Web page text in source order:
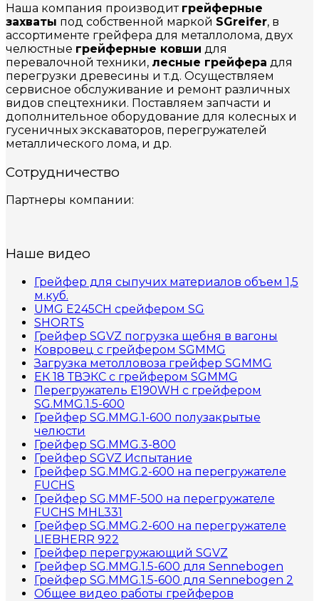
Наша компания производит грейферные
захваты под собственной маркой SGreifer, в
ассортименте грейфера для металлолома, двух
челюстные грейферные ковши для
перевалочной техники, лесные грейфера для
перегрузки древесины и т.д. Осуществляем
сервисное обслуживание и ремонт различных
видов спецтехники. Поставляем запчасти и
дополнительное оборудование для колесных и
гусеничных экскаваторов, перегружателей
металлического лома, и др.
Сотрудничество
Партнеры компании:
Наше видео
Грейфер для сыпучих материалов объем 1,5
м.куб.
UMG E245CH cрейфером SG
SHORTS
Грейфер SGVZ погрузка щебня в вагоны
Ковровец с грейфером SGMMG
Загрузка метолловоза грейфер SGMMG
ЕК 18 ТВЭКС с грейфером SGMMG
Перегружатель E190WH с грейфером
SG.MMG.1.5-600
Грейфер SG.MMG.1-600 полузакрытые
челюсти
Грейфер SG.MMG.3-800
Грейфер SGVZ Испытание
Грейфер SG.MMG.2-600 на перегружателе
FUCHS
Грейфер SG.MMF-500 на перегружателе
FUCHS MHL331
Грейфер SG.MMG.2-600 на перегружателе
LIEBHERR 922
Грейфер перегружающий SGVZ
Грейфер SG.MMG.1.5-600 для Sennebogen
Грейфер SG.MMG.1.5-600 для Sennebogen 2
Общее видео работы грейферов